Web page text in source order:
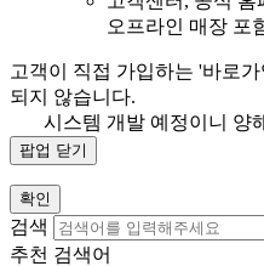
오프라인 매장 포
고객이 직접 가입하는 '바로
되지 않습니다.
시스템 개발 예정이니 양
팝업 닫기
확인
검색
추천 검색어